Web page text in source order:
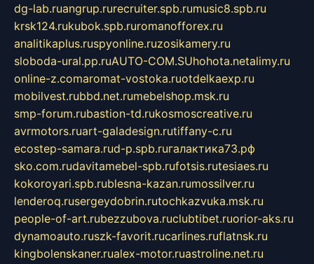
dg-lab.ruangrup.rurecruiter.spb.rumusic8.spb.ru
krsk124.rukubok.spb.ruromanofforex.ru
analitikaplus.ruspyonline.ruzosikamery.ru
sloboda-ural.pp.ruAUTO-COM.SUhohota.netalimy.ru
online-z.comaromat-vostoka.ruotdelkaexp.ru
mobilvest.rubbd.net.rumebelshop.msk.ru
smp-forum.rubastion-td.rukosmoscreative.ru
avrmotors.ruart-galadesign.rutiffany-c.ru
ecostep-samara.rud-p.spb.ruгалактика73.рф
sko.com.rudavitamebel-spb.rufotsis.rutesiaes.ru
kokoroyari.spb.rublesna-kazan.rumossilver.ru
lenderoq.rusergeydobrin.rutochkazvuka.msk.ru
people-of-art.rubezzubova.ruclubtibet.ruorior-aks.ru
dynamoauto.ruszk-favorit.rucarlines.ruflatnsk.ru
kingbolenskaner.rualex-motor.ruastroline.net.ru